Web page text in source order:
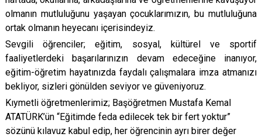
Kozan
Pozantı
Çukurova
olmanın mutluluğunu yaşayan çocuklarımızın, bu mutluluğuna
ortak olmanın heyecanı içerisindeyiz.
Sevgili öğrenciler; eğitim, sosyal, kültürel ve sportif
faaliyetlerdeki başarılarınızın devam edeceğine inanıyor,
eğitim-öğretim hayatınızda faydalı çalışmalara imza atmanızı
bekliyor, sizleri gönülden seviyor ve güveniyoruz.
Kıymetli öğretmenlerimiz; Başöğretmen Mustafa Kemal
ATATÜRK’ün “Eğitimde feda edilecek tek bir fert yoktur”
sözünü kılavuz kabul edip, her öğrencinin ayrı birer değer